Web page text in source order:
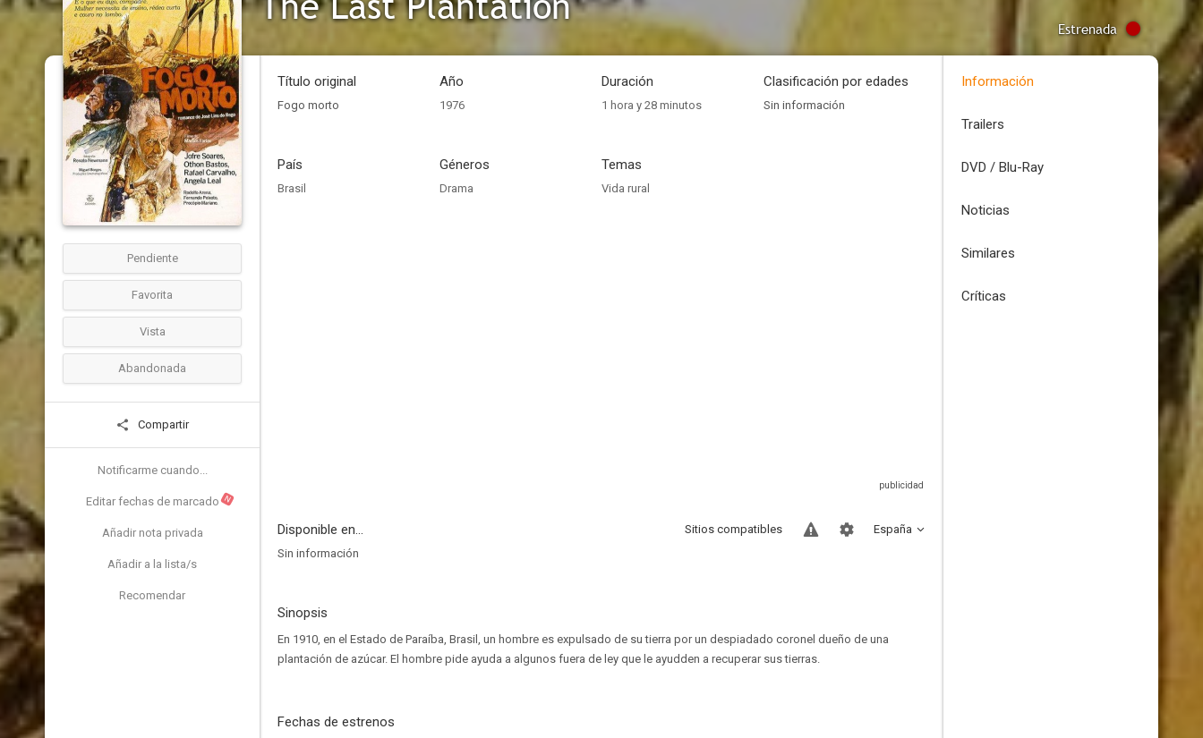
Estrenada
Pendiente
Favorita
Vista
Abandonada
Compartir
Notificarme cuando...
Editar fechas de marcado N
Añadir nota privada
Añadir a la lista/s
Recomendar
Título original
Fogo morto
Año
1976
Duración
1 hora y 28 minutos
Clasificación por edades
Sin información
País
Brasil
Géneros
Drama
Temas
Vida rural
Disponible en... España
Sitios compatibles
Sin información
Sinopsis
En 1910, en el Estado de Paraíba, Brasil, un hombre es expulsado de su tierra por un despiadado coronel dueño de una
plantación de azúcar. El hombre pide ayuda a algunos fuera de ley que le ayudden a recuperar sus tierras.
Fechas de estrenos
Información
Trailers
DVD / Blu-Ray
Noticias
Similares
Críticas